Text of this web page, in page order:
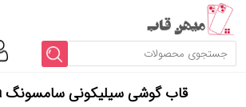
قاب گوشی سیلیکونی سامسونگ s24 ultra